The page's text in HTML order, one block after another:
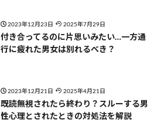
2023年12月23日 2025年7月29日
付き合ってるのに片思いみたい…一方通
行に疲れた男女は別れるべき？
2023年12月21日 2025年4月21日
既読無視されたら終わり？スルーする男
性心理とされたときの対処法を解説